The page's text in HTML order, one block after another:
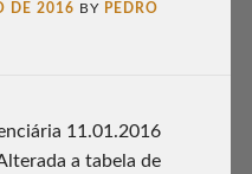
DE 2016 BY PEDRO
11.01.2016
a tabela de